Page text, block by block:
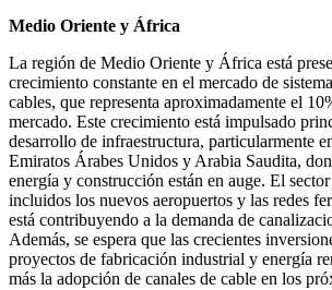
Medio Oriente y África
La región de Medio Oriente y África está
crecimiento constante en el mercado de
cables, que representa aproximadamente el
mercado. Este crecimiento está impulsado
desarrollo de infraestructura, particularmente
Emiratos Árabes Unidos y Arabia Saudita,
energía y construcción están en auge. El
incluidos los nuevos aeropuertos y las redes
está contribuyendo a la demanda de
Además, se espera que las crecientes
proyectos de fabricación industrial y energía
más la adopción de canales de cable en los